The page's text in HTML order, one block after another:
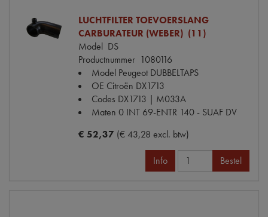
LUCHTFILTER TOEVOERSLANG
CARBURATEUR (WEBER) (11)
Model DS
Productnummer 1080116
Model Peugeot DUBBELTAPS
OE Citroën DX1713
Codes DX1713 | M033A
Maten 0 INT 69-ENTR 140 - SUAF DV
€ 52,37 (€ 43,28 excl. btw)
Info Bestel